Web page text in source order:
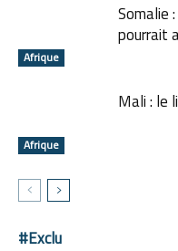
Afrique
Somalie
pourrait
Afrique
Mali : le
#Exclu